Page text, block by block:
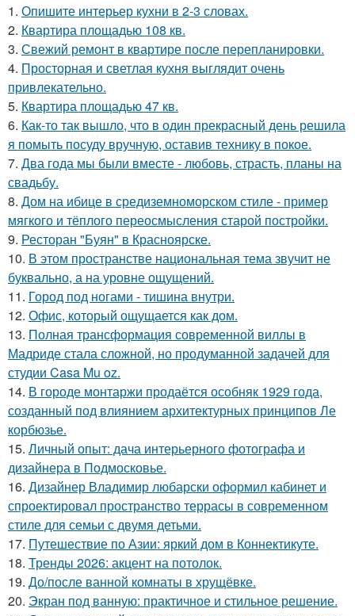
1. Опишите интерьер кухни в 2-3 словах.
2. Квартира площадью 108 кв.
3. Свежий ремонт в квартире после перепланировки.
4. Просторная и светлая кухня выглядит очень
привлекательно.
5. Квартира площадью 47 кв.
6. Как-то так вышло, что в один прекрасный день решила
я помыть посуду вручную, оставив технику в покое.
7. Два года мы были вместе - любовь, страсть, планы на
свадьбу.
8. Дом на ибице в средиземноморском стиле - пример
мягкого и тёплого переосмысления старой постройки.
9. Ресторан "Буян" в Красноярске.
10. В этом пространстве национальная тема звучит не
буквально, а на уровне ощущений.
11. Город под ногами - тишина внутри.
12. Офис, который ощущается как дом.
13. Полная трансформация современной виллы в
Мадриде стала сложной, но продуманной задачей для
студии Casa Mu oz.
14. В городе монтаржи продаётся особняк 1929 года,
созданный под влиянием архитектурных принципов Ле
корбюзье.
15. Личный опыт: дача интерьерного фотографа и
дизайнера в Подмосковье.
16. Дизайнер Владимир любарски оформил кабинет и
спроектировал пространство террасы в современном
стиле для семьи с двумя детьми.
17. Путешествие по Азии: яркий дом в Коннектикуте.
18. Тренды 2026: акцент на потолок.
19. До/после ванной комнаты в хрущёвке.
20. Экран под ванную: практичное и стильное решение.